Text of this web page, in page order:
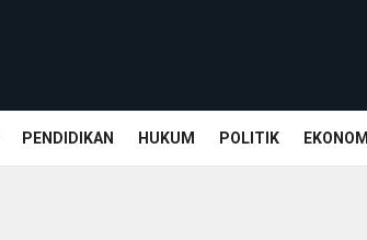
PENDIDIKAN HUKUM POLITIK EKONOMI